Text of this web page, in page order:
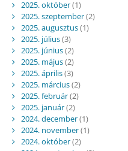
2025. október(1)
2025. szeptember(2)
2025. augusztus(1)
2025. július(3)
2025. június(2)
2025. május(2)
2025. április(3)
2025. március(2)
2025. február(2)
2025. január(2)
2024. december(1)
2024. november(1)
2024. október(2)